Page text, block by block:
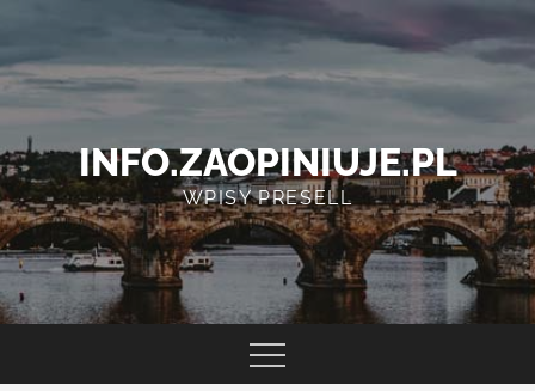
content
INFO.ZAOPINIUJE.PL
WPISY PRESELL